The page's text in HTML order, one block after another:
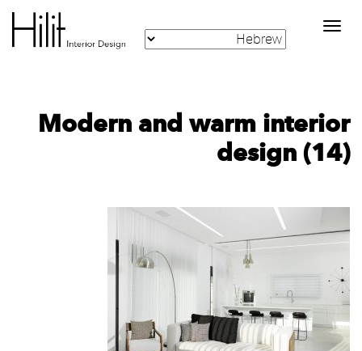
Toggle
navigation
Modern and warm interior
design (14)